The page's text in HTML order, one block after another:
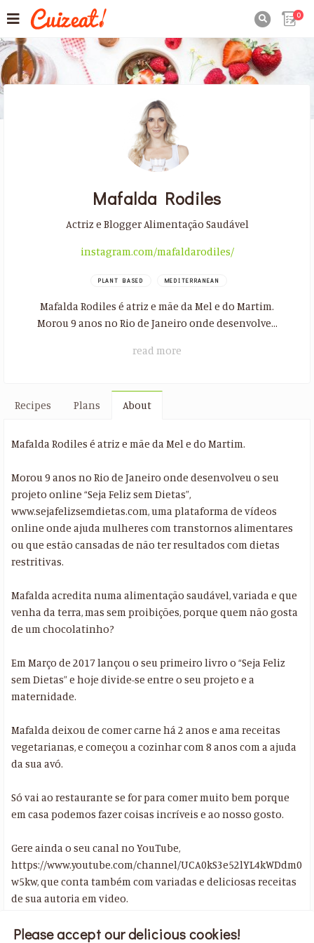
0
Mafalda Rodiles
Actriz e Blogger Alimentação Saudável
instagram.com/mafaldarodiles/
PLANT BASED MEDITERRANEAN
Mafalda Rodiles é atriz e mãe da Mel e do Martim.
Morou 9 anos no Rio de Janeiro onde desenvolve...
read more
Recipes Plans About
Mafalda Rodiles é atriz e mãe da Mel e do Martim.
Morou 9 anos no Rio de Janeiro onde desenvolveu o seu
projeto online “Seja Feliz sem Dietas”,
www.sejafelizsemdietas.com, uma plataforma de vídeos
online onde ajuda mulheres com transtornos alimentares
ou que estão cansadas de não ter resultados com dietas
restritivas.
Mafalda acredita numa alimentação saudável, variada e que
venha da terra, mas sem proibições, porque quem não gosta
de um chocolatinho?
Em Março de 2017 lançou o seu primeiro livro o “Seja Feliz
sem Dietas” e hoje divide-se entre o seu projeto e a
maternidade.
Mafalda deixou de comer carne há 2 anos e ama receitas
vegetarianas, e começou a cozinhar com 8 anos com a ajuda
da sua avó.
Só vai ao restaurante se for para comer muito bem porque
em casa podemos fazer coisas incríveis e ao nosso gosto.
Gere ainda o seu canal no YouTube,
https://www.youtube.com/channel/UCA0kS3e52lYL4kWDdm0
w5kw, que conta também com variadas e deliciosas receitas
de sua autoria em video.
Please accept our delicious cookies!